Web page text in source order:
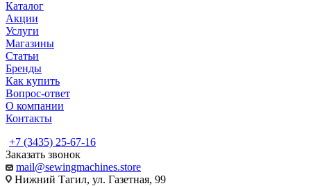
Каталог
Акции
Услуги
Магазины
Статьи
Бренды
Как купить
Вопрос-ответ
О компании
Контакты
+7 (3435) 25-67-16
Заказать звонок
mail@sewingmachines.store
Нижний Тагил, ул. Газетная, 99